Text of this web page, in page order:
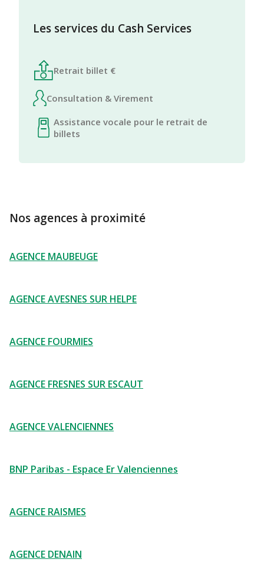
Les services du Cash Services
Retrait billet €
Consultation & Virement
Assistance vocale pour le retrait de
billets
Nos agences à proximité
AGENCE MAUBEUGE
AGENCE AVESNES SUR HELPE
AGENCE FOURMIES
AGENCE FRESNES SUR ESCAUT
AGENCE VALENCIENNES
BNP Paribas - Espace Er Valenciennes
AGENCE RAISMES
AGENCE DENAIN